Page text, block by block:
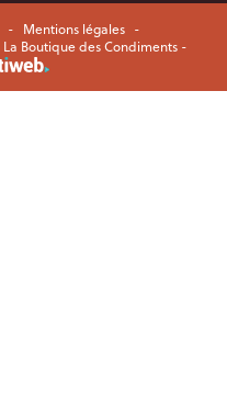
- Mentions légales -
La Boutique des Condiments -